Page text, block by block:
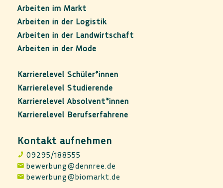
Kontakt aufnehmen
09295/188555
bewerbung@dennree.de
bewerbung@biomarkt.de
Arbeiten im Markt
Arbeiten in der Logistik
Arbeiten in der Landwirtschaft
Arbeiten in der Mode
Karrierelevel Schüler*innen
Karrierelevel Studierende
Karrierelevel Absolvent*innen
Karrierelevel Berufserfahrene